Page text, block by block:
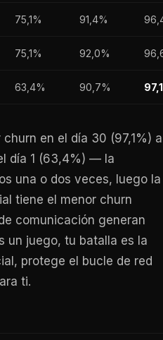
75,1% 91,4%
75,1% 92,0%
63,4% 90,7%
churn en el día 30 (97,1%) a
día 1 (63,4%) — la
una o dos veces, luego la
tiene el menor churn
comunicación generan
un juego, tu batalla es la
protege el bucle de red
ti.